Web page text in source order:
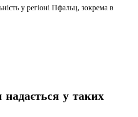
у регіоні Пфальц, зокрема в
надається у таких